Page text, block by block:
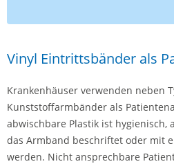
Vinyl Eintrittsbänder als
Krankenhäuser verwenden neben
Kunststoffarmbänder als
abwischbare Plastik ist hygienisch,
das Armband beschriftet oder mit
werden. Nicht ansprechbare